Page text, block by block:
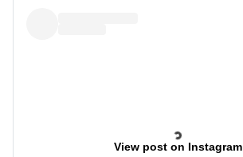
View post on Instagram